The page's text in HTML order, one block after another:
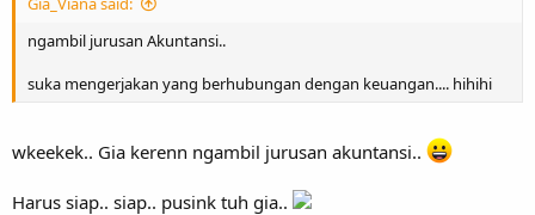
ngambil jurusan Akuntansi..
suka mengerjakan yang berhubungan dengan keuangan.... hihihi
wkeekek.. Gia kerenn ngambil jurusan akuntansi..
Harus siap.. siap.. pusink tuh gia..